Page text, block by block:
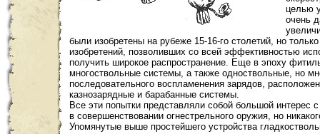
целью
очень
были изобретены на рубеже 15-16-го столетий, но
изобретений, позволивших со всей эффективностью
получить широкое распространение. Еще в эпоху
многоствольные системы, а также одноствольные, но
последовательного воспламенения зарядов,
казнозарядные и барабанные системы.
Все эти попытки представляли собой большой интерес
в совершенствовании огнестрельного оружия, но
Упомянутые выше простейшего устройства